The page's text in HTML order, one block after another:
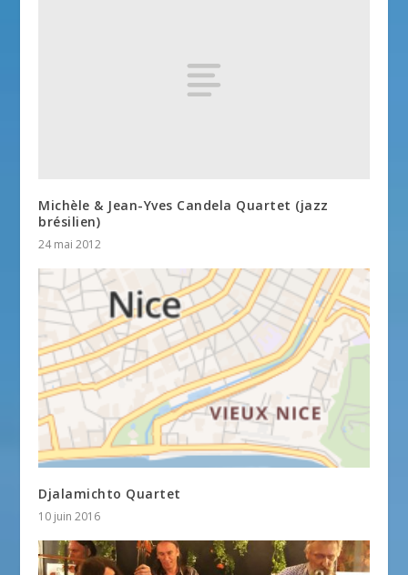
Michèle & Jean-Yves Candela Quartet (jazz
brésilien)
24 mai 2012
Djalamichto Quartet
10 juin 2016